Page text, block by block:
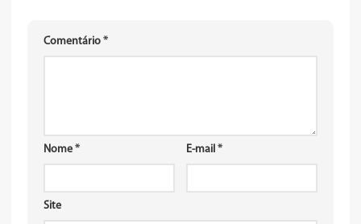
Comentário *
Nome * E-mail *
Site